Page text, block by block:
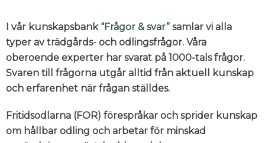
I vår kunskapsbank “Frågor & svar” samlar vi alla
typer av trädgårds- och odlingsfrågor. Våra
oberoende experter har svarat på 1000-tals frågor.
Svaren till frågorna utgår alltid från aktuell kunskap
och erfarenhet när frågan ställdes.
Fritidsodlarna (FOR) förespråkar och sprider kunskap
om hållbar odling och arbetar för minskad